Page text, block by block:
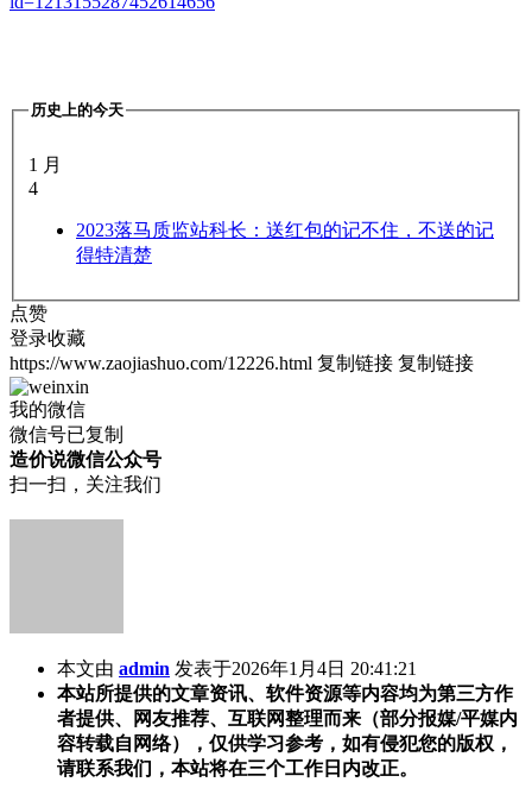
历史上的今天
1 月
4
2023落马质监站科长：送红包的记不住，不送的记
得特清楚
点赞
登录收藏
https://www.zaojiashuo.com/12226.html 复制链接 复制链接
我的微信
微信号已复制
造价说微信公众号
扫一扫，关注我们
本文由 admin 发表于2026年1月4日 20:41:21
本站所提供的文章资讯、软件资源等内容均为第三方作
者提供、网友推荐、互联网整理而来（部分报媒/平媒内
容转载自网络），仅供学习参考，如有侵犯您的版权，
请联系我们，本站将在三个工作日内改正。